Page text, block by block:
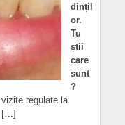
dințil
or.
Tu
știi
care
sunt
?
regulate la
[…]